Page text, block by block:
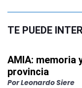
TE PUEDE
AMIA: memoria
provincia
PorLeonardo Siere